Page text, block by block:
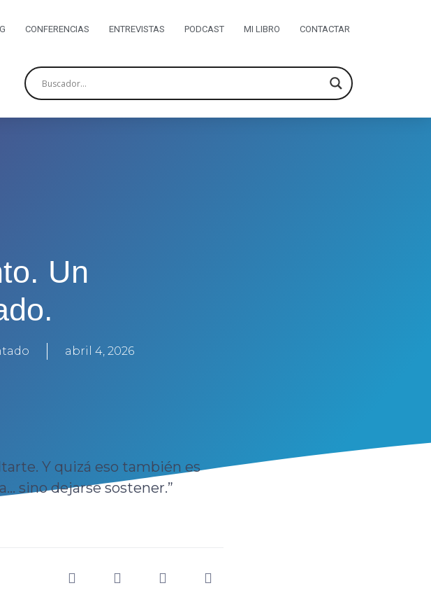
CONFERENCIAS ENTREVISTAS PODCAST MI LIBRO CONTACTAR
Un
abril 4, 2026
Y quizá eso también es
sino dejarse sostener.”